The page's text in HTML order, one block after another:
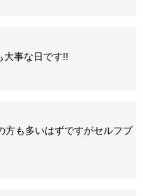
大事な日です!!
方も多いはずですがセルフブ